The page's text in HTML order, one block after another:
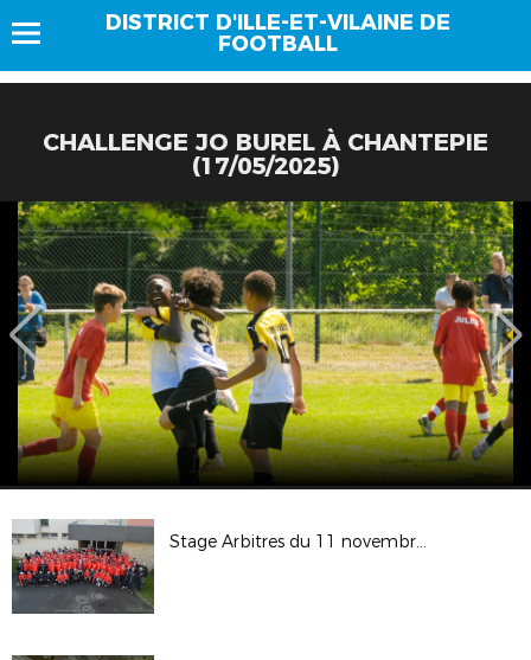
DISTRICT D'ILLE-ET-VILAINE DE
FOOTBALL
CHALLENGE JO BUREL À CHANTEPIE
(17/05/2025)
Stage Arbitres du 11 novembre 2016